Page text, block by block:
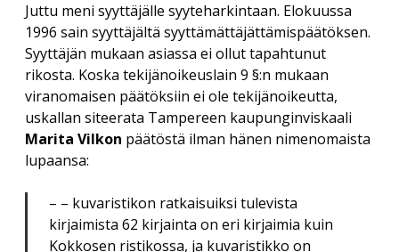
Juttu meni syyttäjälle syyteharkintaan. Elokuussa
1996 sain syyttäjältä syyttämättäjättämispäätöksen.
Syyttäjän mukaan asiassa ei ollut tapahtunut
rikosta. Koska tekijänoikeuslain 9 §:n mukaan
viranomaisen päätöksiin ei ole tekijänoikeutta,
uskallan siteerata Tampereen kaupunginviskaali
Marita Vilkon päätöstä ilman hänen nimenomaista
lupaansa:
– – kuvaristikon ratkaisuiksi tulevista
kirjaimista 62 kirjainta on eri kirjaimia kuin
Kokkosen ristikossa, ja kuvaristikko on